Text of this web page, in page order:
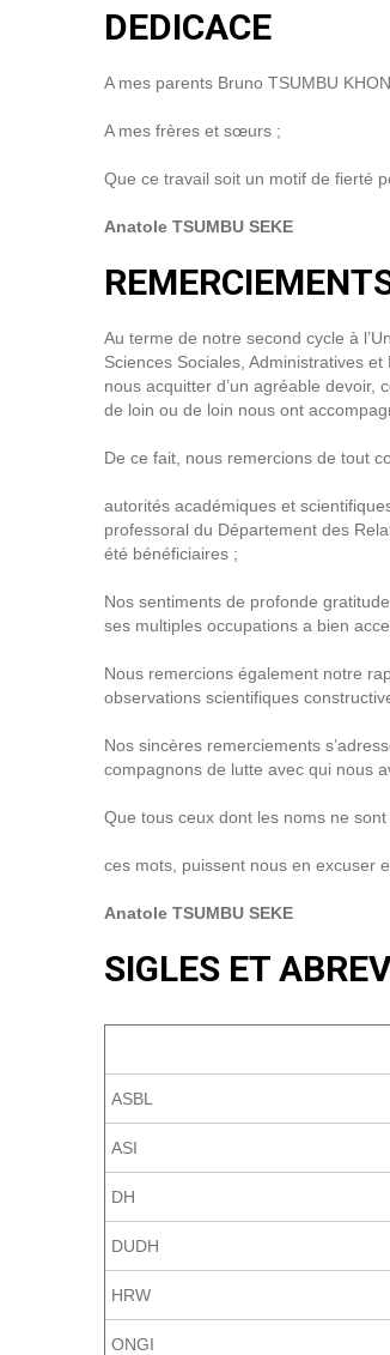
DEDICACE
A mes parents Bruno TSUMBU
A mes frères et sœurs ;
Que ce travail soit un motif de fierté
Anatole TSUMBU SEKE
Au terme de notre second cycle à
Sciences Sociales, Administratives
nous acquitter d’un agréable devoir,
de loin ou de loin nous ont
De ce fait, nous remercions de tout
autorités académiques et
professoral du Département des
été bénéficiaires ;
Nos sentiments de profonde
ses multiples occupations a bien
Nous remercions également notre
observations scientifiques
Nos sincères remerciements
compagnons de lutte avec qui nous
Que tous ceux dont les noms ne
ces mots, puissent nous en excuser
Anatole TSUMBU SEKE
SIGLES ET
ASBL
ASI
DH
DUDH
HRW
ONGI